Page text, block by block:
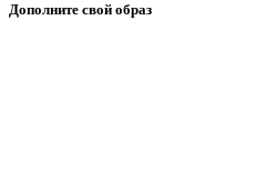
Дополните свой образ